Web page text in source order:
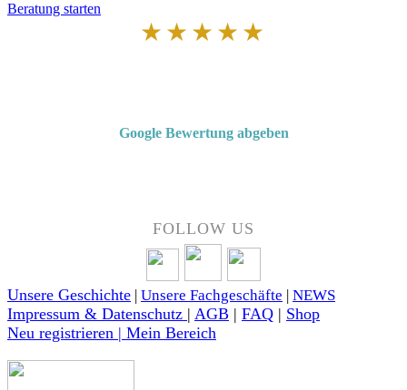
Beratung starten
★★★★★
Google Bewertung abgeben
FOLLOW US
Unsere Geschichte Unsere Fachgeschäfte NEWS
Impressum & Datenschutz | AGB | FAQ | Shop
Neu registrieren | Mein Bereich